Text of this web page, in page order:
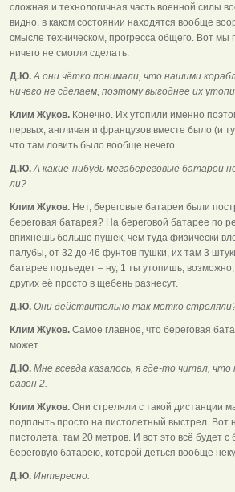
сложная и технологичная часть военной силы
видно, в каком состоянии находятся вообще
смысле техническом, прогресса общего. Вот мы
ничего не смогли сделать.
Д.Ю.А они чётко понимали, что нашими
ничего не сделаем, поэтому выгоднее их
Клим Жуков. Конечно. Их утопили именно
первых, англичан и французов вместе было (и
что там ловить было вообще нечего.
Д.Ю.А какие-нибудь мегабереговые батареи
ли?
Клим Жуков. Нет, береговые батареи были
береговая батарея? На береговой батарее по
впихнёшь больше пушек, чем туда физически
палубы, от 32 до 46 фунтов пушки, их там 3
батарее подъедет – ну, 1 ты утопишь,
других её просто в щебень разнесут.
Д.Ю. Они действительно так метко
Клим Жуков. Самое главное, что береговая
может.
Д.Ю. Мне всегда казалось, я где-то читал,
равен 2.
Клим Жуков. Они стреляли с такой дистанции
подплыть просто на пистолетный выстрел. Вот
пистолета, там 20 метров. И вот это всё будет с
береговую батарею, которой деться вообще
Д.Ю. Интересно.